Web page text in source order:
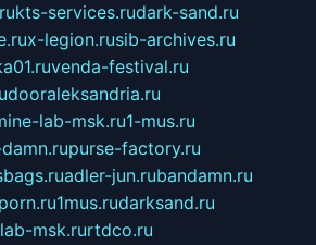
kts-services.rudark-sand.ru
x-legion.rusib-archives.ru
venda-festival.ru
dooraleksandria.ru
lab-msk.ru1-mus.ru
purse-factory.ru
adler-jun.rubandamn.ru
1mus.rudarksand.ru
msk.rurtdco.ru